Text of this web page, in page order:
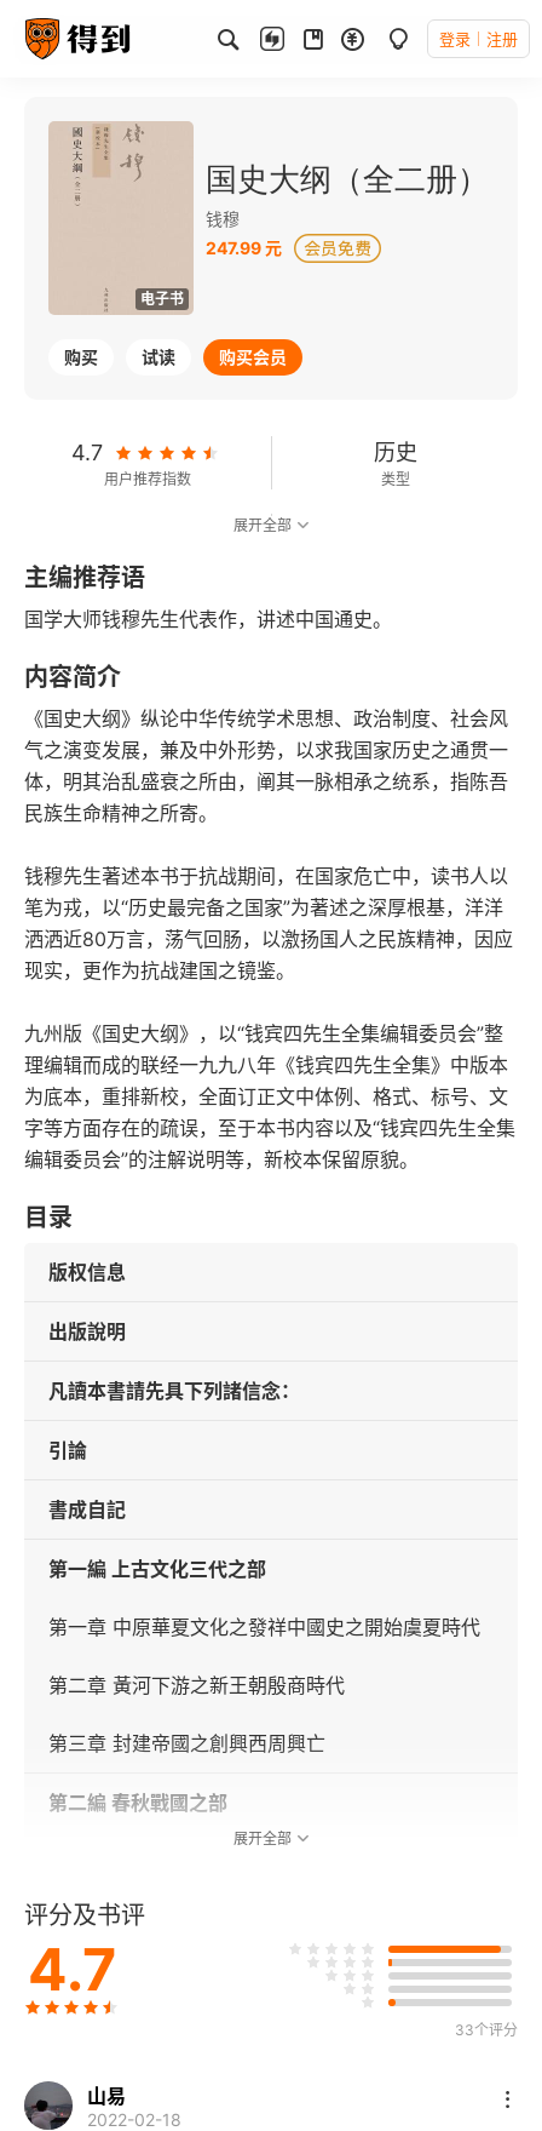
登录 注册
电子书
国史大纲（全二册）
钱穆
247.99 元
购买 试读 购买会员
4.7
用户推荐指数
历史
类型
2011-07-01
发行日期
展开全部
主编推荐语
国学大师钱穆先生代表作，讲述中国通史。
内容简介
《国史大纲》纵论中华传统学术思想、政治制度、社会风
气之演变发展，兼及中外形势，以求我国家历史之通贯一
体，明其治乱盛衰之所由，阐其一脉相承之统系，指陈吾
民族生命精神之所寄。
钱穆先生著述本书于抗战期间，在国家危亡中，读书人以
笔为戎，以“历史最完备之国家”为著述之深厚根基，洋洋
洒洒近80万言，荡气回肠，以激扬国人之民族精神，因应
现实，更作为抗战建国之镜鉴。
九州版《国史大纲》，以“钱宾四先生全集编辑委员会”整
理编辑而成的联经一九九八年《钱宾四先生全集》中版本
为底本，重排新校，全面订正文中体例、格式、标号、文
字等方面存在的疏误，至于本书内容以及“钱宾四先生全集
编辑委员会”的注解说明等，新校本保留原貌。
目录
版权信息
出版說明
凡讀本書請先具下列諸信念：
引論
書成自記
第一編 上古文化三代之部
第一章 中原華夏文化之發祥中國史之開始虞夏時代
第二章 黃河下游之新王朝殷商時代
第三章 封建帝國之創興西周興亡
第二編 春秋戰國之部
第五章 軍國鬪爭之新局面戰國始末
第六章 民間自由學術之興起先秦諸子
第七章 大一統政府之創建秦代興亡及漢室初起
展开全部
评分及书评
4.7
33个评分
山易
2022-02-18